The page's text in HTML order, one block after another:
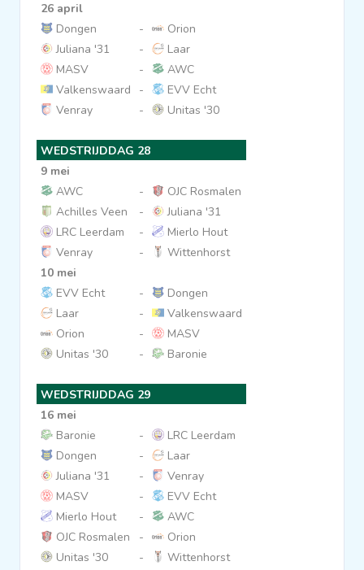
26 april
Dongen
-
Orion
Juliana '31
-
Laar
MASV
-
AWC
Valkenswaard
-
EVV Echt
Venray
- Unitas '30
WEDSTRIJDDAG 28
9 mei
AWC
-
OJC Rosmalen
Achilles Veen
-
Juliana '31
LRC Leerdam
-
Mierlo Hout
Venray
-
Wittenhorst
10 mei
EVV Echt
-
Dongen
Laar
-
Valkenswaard
Orion
-
MASV
Unitas '30
- Baronie
WEDSTRIJDDAG 29
16 mei
Baronie
-
LRC Leerdam
Dongen
-
Laar
Juliana '31
-
Venray
MASV
-
EVV Echt
Mierlo Hout
-
AWC
OJC Rosmalen
-
Orion
Unitas '30
- Wittenhorst